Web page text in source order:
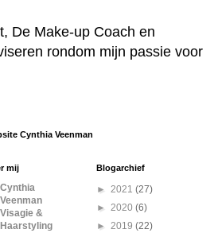
De Make-up Coach en
rondom mijn passie voor
Cynthia Veenman
mij
Cynthia
Veenman
Visagie &
Haarstyling
Blogarchief
► 2021 (27)
► 2020 (6)
► 2019 (22)